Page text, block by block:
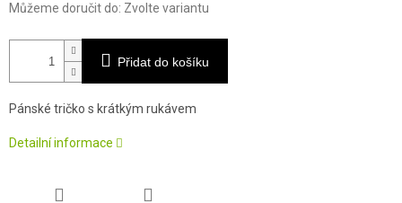
Můžeme doručit do: Zvolte variantu
Přidat do košíku
Pánské tričko s krátkým rukávem
Detailní informace